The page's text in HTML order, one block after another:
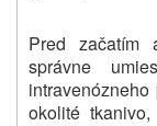
Pred začatím
správne
okolité